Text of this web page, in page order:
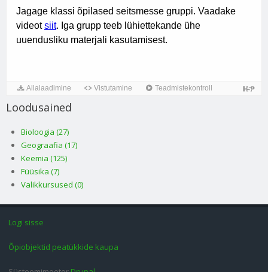
Loodusained
Bioloogia (27)
Geograafia (17)
Keemia (125)
Füüsika (7)
Valikkursused (0)
Logi sisse
Õpiobjektid peatükkide kaupa